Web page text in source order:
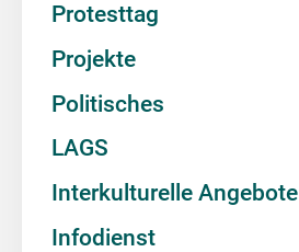
Protesttag
Projekte
Politisches
LAGS
Interkulturelle Angebote
Infodienst